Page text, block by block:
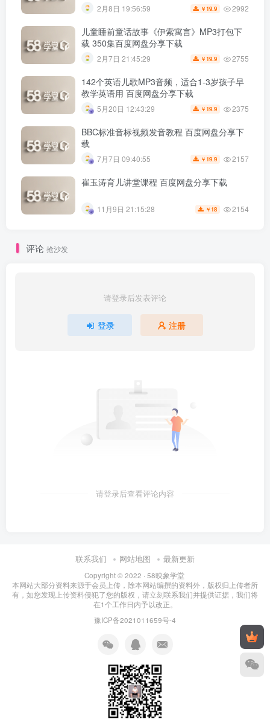
2月8日 19:56:59 ￥ 19.9 2992
儿童睡前童话故事《伊索寓言》MP3打包下
载 350集百度网盘分享下载
2月7日 21:45:29 ￥ 19.9 2755
142个英语儿歌MP3音频，适合1-3岁孩子早
教学英语用 百度网盘分享下载
5月20日 12:43:29 ￥ 19.9 2375
BBC标准音标视频发音教程 百度网盘分享下
载
7月7日 09:40:55 ￥ 19.9 2157
崔玉涛育儿讲堂课程 百度网盘分享下载
11月9日 21:15:28 ￥ 18 2154
评论 抢沙发
请登录后发表评论
登录 注册
请登录后查看评论内容
联系我们 网站地图 最新更新
Copyright © 2022 · 58映象学堂
本网站大部分资料来源于会员上传，除本网站编撰的资料外，版权归上传者所
有，如您发现上传资料侵犯了您的版权，请立刻联系我们并提供证据，我们将
在1个工作日内予以改正。
豫ICP备2021011659号-4